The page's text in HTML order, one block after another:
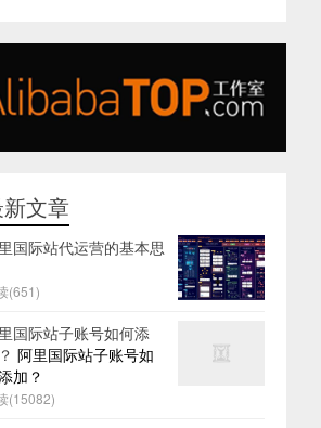
文章
国际站代运营的基本思
(651)
国际站子账号如何添
阿里国际站子账号如
加？
(15082)